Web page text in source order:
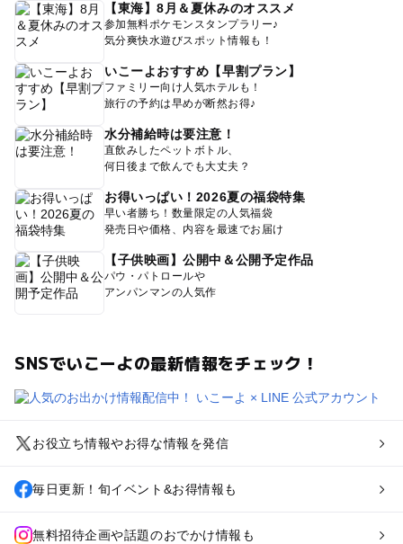
【東海】8月＆夏休みのオススメ
参加無料ポケモンスタンプラリー♪
気分爽快水遊びスポット情報も！
いこーよおすすめ【早割プラン】
ファミリー向け人気ホテルも！
旅行の予約は早めが断然お得♪
水分補給時は要注意！
直飲みしたペットボトル、
何日後まで飲んでも大丈夫？
お得いっぱい！2026夏の福袋特集
早い者勝ち！数量限定の人気福袋
発売日や価格、内容を最速でお届け
【子供映画】公開中＆公開予定作品
パウ・パトロールや
アンパンマンの人気作
SNSでいこーよの最新情報をチェック！
お役立ち情報やお得な情報を発信
毎日更新！旬イベント&お得情報も
無料招待企画や話題のおでかけ情報も